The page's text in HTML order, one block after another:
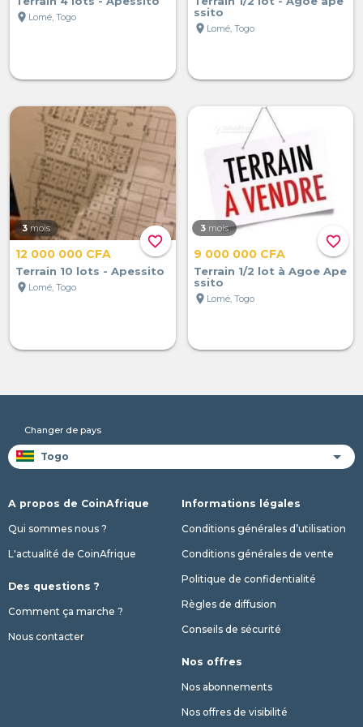
location_on Lomé, Togo
ssito
location_on Lomé, Togo
favorite_border
3 mois
12 000 000 CFA
Terrain 10 lots - Apessito
location_on Lomé, Togo
favorite_border
3 mois
9 000 000 CFA
Terrain 1/2 lot à Agoe Ape
ssito
location_on Lomé, Togo
Changer de pays
A propos de CoinAfrique
Qui sommes nous ?
L'actualité de CoinAfrique
Des questions ?
Comment ça marche ?
Nous contacter
Informations légales
Conditions générales d’utilisation
Conditions générales de vente
Politique de confidentialité
Règles de diffusion
Conseils de sécurité
Nos offres
Nos abonnements
Nos offres de visibilité